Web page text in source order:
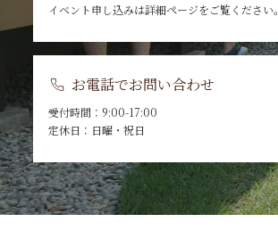
イベント申し込みは詳細ページをご覧ください。
お電話でお問い合わせ
受付時間：9:00-17:00
定休日：日曜・祝日